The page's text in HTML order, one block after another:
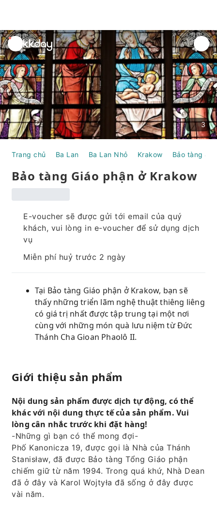
unread
notifications
3
Trang chủ Ba Lan Ba Lan Nhỏ Krakow Bảo tàng &
Bảo tàng Giáo phận ở Krakow
E-voucher sẽ được gửi tới email của quý
khách, vui lòng in e-voucher để sử dụng dịch
vụ
Miễn phí huỷ trước 2 ngày
Tại Bảo tàng Giáo phận ở Krakow, bạn sẽ
thấy những triển lãm nghệ thuật thiêng liêng
có giá trị nhất được tập trung tại một nơi
cùng với những món quà lưu niệm từ Đức
Thánh Cha Gioan Phaolô II.
Giới thiệu sản phẩm
Nội dung sản phẩm được dịch tự động, có thể
khác với nội dung thực tế của sản phẩm. Vui
lòng cân nhắc trước khi đặt hàng!
-Những gì bạn có thể mong đợi-
Phố Kanonicza 19, được gọi là Nhà của Thánh
Stanisław, đã được Bảo tàng Tổng Giáo phận
chiếm giữ từ năm 1994. Trong quá khứ, Nhà Dean
đã ở đây và Karol Wojtyła đã sống ở đây được
vài năm.